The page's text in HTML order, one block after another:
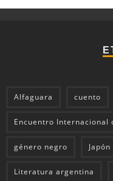
Alfaguara cuento
Encuentro Internacional
género negro Japón
Literatura argentina